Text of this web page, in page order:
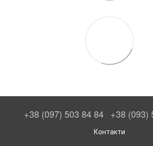
+38 (097) 503 84 84 +38 (093)
Контакти